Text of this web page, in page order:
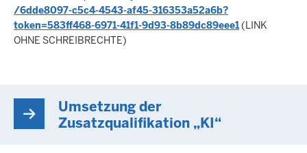
/6dde8097-c5c4-4543-af45-316353a52a6b?
token=583ff468-6971-41f1-9d93-8b89dc89eee1(LINK
OHNE SCHREIBRECHTE)
Umsetzung der
Zusatzqualifikation „KI“